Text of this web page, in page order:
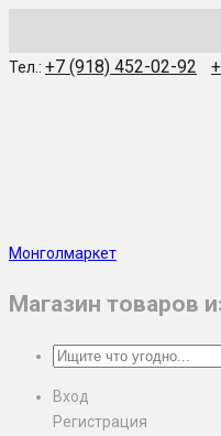
Тел.: +7 (918) 452-02-92
Монголмаркет
Магазин товаров
Вход
Регистрация